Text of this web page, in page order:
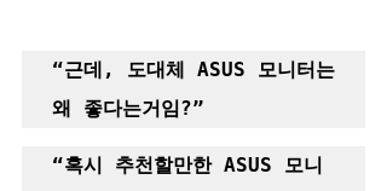
“근데, 도대체 ASUS 모니터는
왜 좋다는거임?”
“혹시 추천할만한 ASUS 모니